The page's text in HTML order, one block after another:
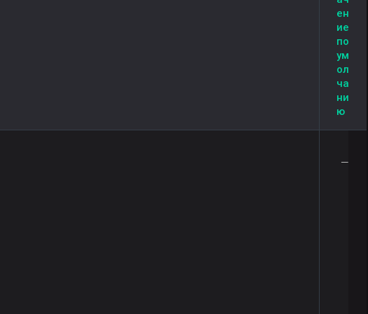
ен
ие
по
ум
ол
ча
ни
ю
—